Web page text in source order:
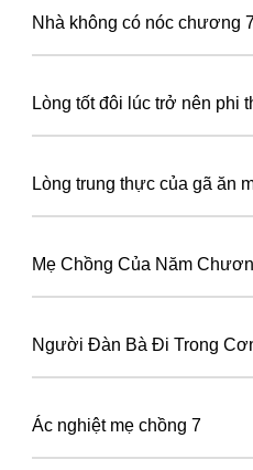
Nhà không có nóc chương
Lòng tốt đôi lúc trở nên phi
Lòng trung thực của gã ăn
Mẹ Chồng Của Năm
Người Đàn Bà Đi Trong
Ác nghiệt mẹ chồng 7